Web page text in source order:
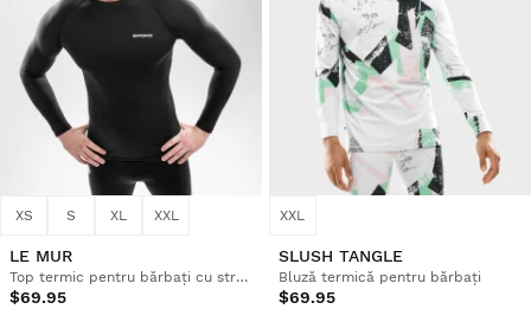
XS S XL XXL
LE MUR
Top termic pentru bărbați cu strat de bază pentru schi
$69.95
XXL
SLUSH TANGLE
Bluză termică pentru bărbați
$69.95